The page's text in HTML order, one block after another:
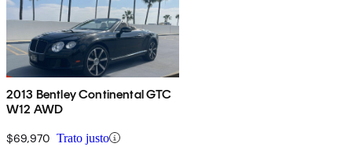
2013 Bentley Continental GTC
W12 AWD
$69,970 Trato justo